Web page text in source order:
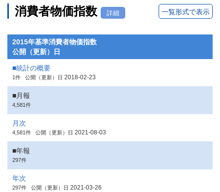
消費者物価指数 詳細 一覧形式で表示
2015年基準消費者物価指数
公開（更新）日
■統計の概要
1件 公開（更新）日 2018-02-23
■月報
4,581件
月次
4,581件 公開（更新）日 2021-08-03
■年報
297件
年次
297件 公開（更新）日 2021-03-26